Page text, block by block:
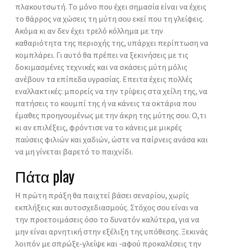
πλακουτσωτή. Το μόνο που έχει σημασία είναι να έχεις
το θάρρος να χώσεις τη μύτη σου εκεί που τη γλείφεις.
Ακόμα κι αν δεν έχει τρελό κόλλημα με την
καθαριότητα της περιοχής της, υπάρχει περίπτωση να
κομπλάρει. Γι αυτό θα πρέπει να ξεκινήσεις με τις
δοκιμασμένες τεχνικές και να σκάσεις μύτη μόλις
ανέβουν τα επίπεδα υγρασίας. Επειτα έχεις πολλές
εναλλακτικές: μπορείς να την τρίψεις στα χείλη της, να
πατήσεις το κουμπί της ή να κάνεις τα οκτάρια που
έμαθες προηγουμένως με την άκρη της μύτης σου. Ο,τι
κι αν επιλέξεις, φρόντισε να το κάνεις με μικρές
παύσεις φιλιών και χαδιών, ώστε να παίρνεις ανάσα και
να μη γίνεται βαρετό το παιχνίδι.
Πάτα play
Η πρώτη πράξη θα παιχτεί βάσει σεναρίου, χωρίς
εκπλήξεις και αυτοσχεδιασμούς. Στόχος σου είναι να
την προετοιμάσεις όσο το δυνατόν καλύτερα, για να
μην είναι αρνητική στην εξέλιξη της υπόθεσης. Ξεκινάς
λοιπόν με σπρώξε-γλείψε και -αφού προκαλέσεις την